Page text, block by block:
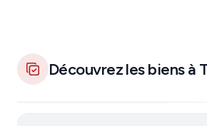
Découvrez les biens à